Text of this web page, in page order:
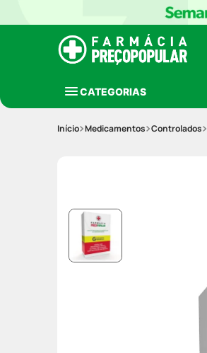
CATEGORIAS
Medicamentos Controlados